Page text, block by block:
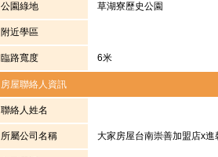
公園綠地 草湖寮歷史公園
附近學區
臨路寬度 6米
房屋聯絡人資訊
聯絡人姓名
所屬公司名稱 大家房屋台南崇善加盟店x進